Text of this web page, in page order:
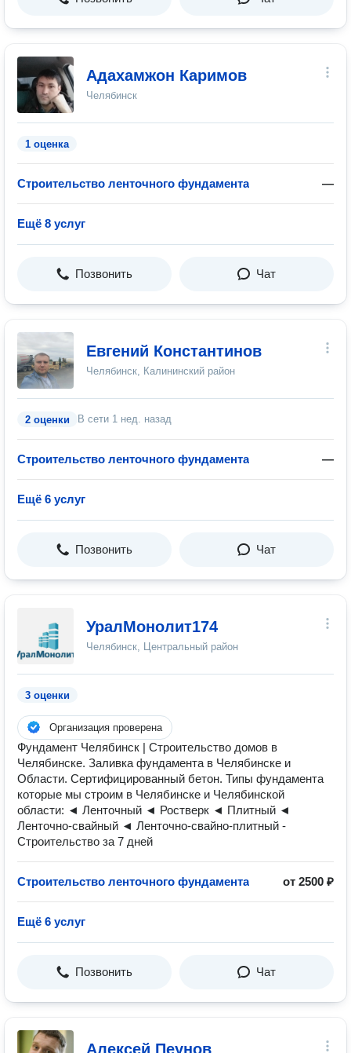
Адахамжон Каримов
Челябинск
1 оценка
Строительство ленточного фундамента —
Ещё 8 услуг
Позвонить Чат
Евгений Константинов
Челябинск, Калининский район
2 оценки В сети 1 нед. назад
Строительство ленточного фундамента —
Ещё 6 услуг
Позвонить Чат
УралМонолит174
Челябинск, Центральный район
3 оценки
Организация проверена
Фундамент Челябинск | Строительство домов в
Челябинске. Заливка фундамента в Челябинске и
Области. Сертифицированный бетон. Типы фундамента
которые мы строим в Челябинске и Челябинской
области: ◄ Ленточный ◄ Ростверк ◄ Плитный ◄
Ленточно-свайный ◄ Ленточно-свайно-плитный -
Строительство за 7 дней
Строительство ленточного фундамента от 2500 ₽
Ещё 6 услуг
Позвонить Чат
Алексей Пеунов